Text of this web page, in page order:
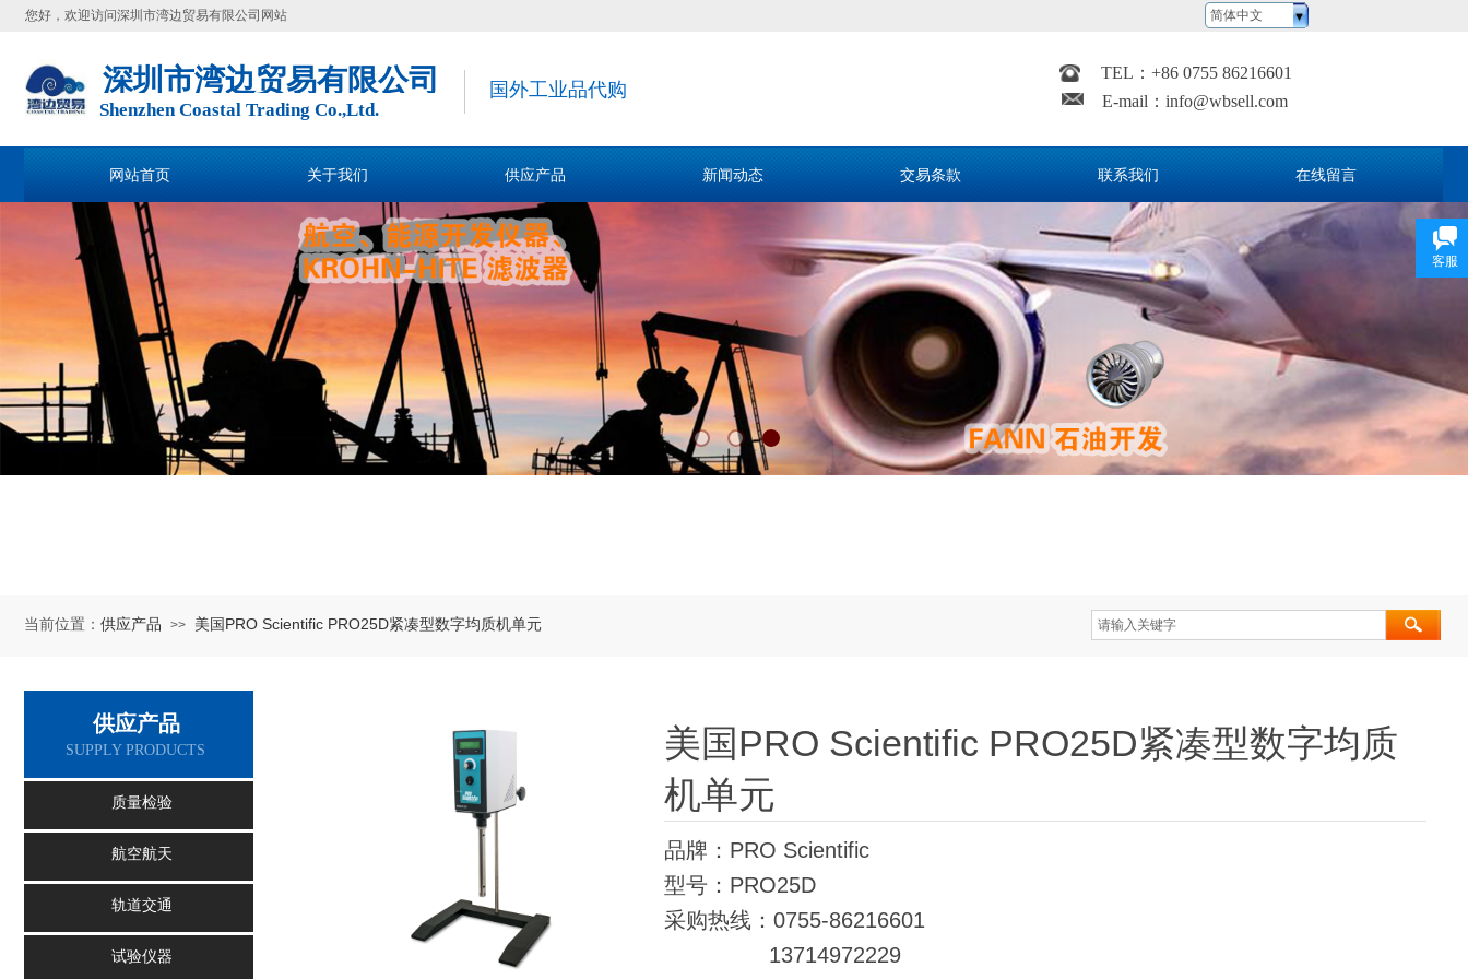
简体中文
您好，欢迎访问深圳市湾边贸易有限公司网站
国外工业品代购
深圳市湾边贸易有限公司 TEL： +86 0755 86216601
E-mail： info@wbsell.com
Shenzhen Coastal Trading Co.,Ltd.
网站首页 关于我们 供应产品 新闻动态 交易条款 联系我们 在线留言
供应产品 >> 美国PRO Scientific PRO25D紧凑型数字均质机单元
当前位置：
美国PRO Scientific PRO25D紧凑型数字均质
机单元
品牌：PRO Scientific
型号：PRO25D
采购热线：0755-86216601
13714972229
供应产品
SUPPLY PRODUCTS
质量检验
航空航天
轨道交通
试验仪器
客服